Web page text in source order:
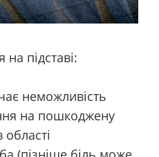
на підставі:
неможливість
на пошкоджену
області